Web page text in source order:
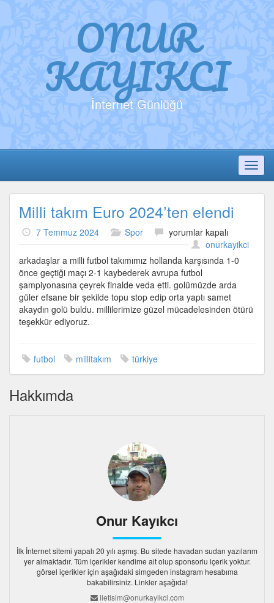
ONUR
KAYIKCI
İnternet Günlüğü
Milli takım Euro 2024’ten elendi
7 Temmuz 2024 Spor
Milli
Euro
2024’ten
elendi
için
yorumlar kapalı
onurkayikci
arkadaşlar a milli futbol takımımız hollanda karşısında 1-0
önce geçtiği maçı 2-1 kaybederek avrupa futbol
şampiyonasına çeyrek finalde veda etti. golümüzde arda
güler efsane bir şekilde topu stop edip orta yaptı samet
akaydın golü buldu. millilerimize güzel mücadelesinden ötürü
teşekkür ediyoruz.
futbol millitakım türkiye
Hakkımda
Onur Kayıkcı
İlk İnternet sitemi yapalı 20 yılı aşmış. Bu sitede havadan sudan yazılarım
yer almaktadır. Tüm içerikler kendime ait olup sponsorlu içerik yoktur.
görsel içerikler için aşağıdaki simgeden instagram hesabıma
bakabilirsiniz. Linkler aşağıda!
iletisim@onurkayikci.com